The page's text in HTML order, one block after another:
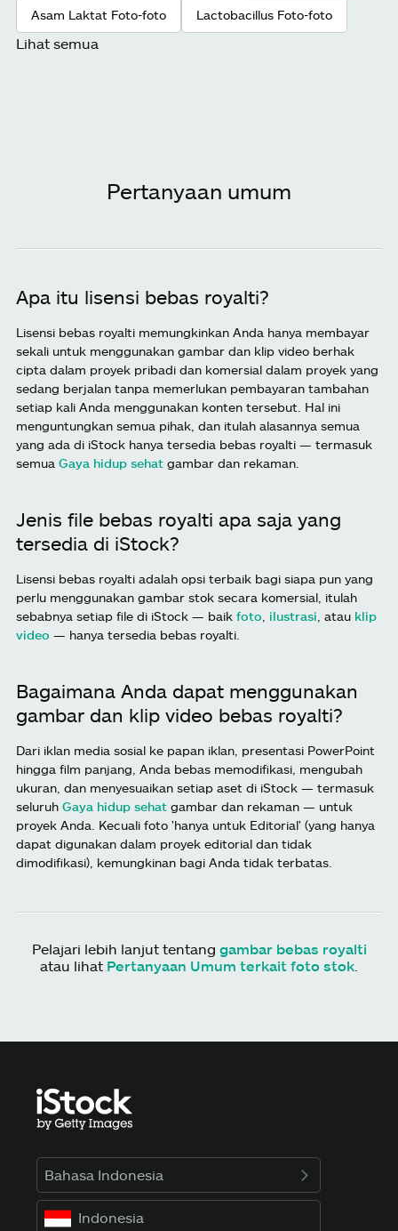
Asam Laktat Foto-foto Lactobacillus Foto-foto
Lihat semua
Pertanyaan umum
Apa itu lisensi bebas royalti?
Lisensi bebas royalti memungkinkan Anda hanya membayar
sekali untuk menggunakan gambar dan klip video berhak
cipta dalam proyek pribadi dan komersial dalam proyek yang
sedang berjalan tanpa memerlukan pembayaran tambahan
setiap kali Anda menggunakan konten tersebut. Hal ini
menguntungkan semua pihak, dan itulah alasannya semua
yang ada di iStock hanya tersedia bebas royalti — termasuk
semua Gaya hidup sehat gambar dan rekaman.
Jenis file bebas royalti apa saja yang
tersedia di iStock?
Lisensi bebas royalti adalah opsi terbaik bagi siapa pun yang
perlu menggunakan gambar stok secara komersial, itulah
sebabnya setiap file di iStock — baik foto ilustrasi , atau klip
video — hanya tersedia bebas royalti.
Bagaimana Anda dapat menggunakan
gambar dan klip video bebas royalti?
Dari iklan media sosial ke papan iklan, presentasi PowerPoint
hingga film panjang, Anda bebas memodifikasi, mengubah
ukuran, dan menyesuaikan setiap aset di iStock — termasuk
seluruh Gaya hidup sehat gambar dan rekaman — untuk
proyek Anda. Kecuali foto 'hanya untuk Editorial' (yang hanya
dapat digunakan dalam proyek editorial dan tidak
dimodifikasi), kemungkinan bagi Anda tidak terbatas.
Pelajari lebih lanjut tentang gambar bebas royalti
atau lihat Pertanyaan Umum terkait foto stok
Bahasa Indonesia
Indonesia